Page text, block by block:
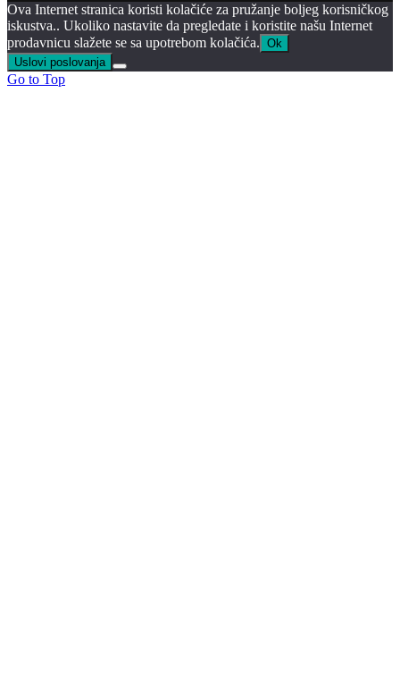
Ova Internet stranica koristi kolačiće za pružanje boljeg korisničkog
iskustva.. Ukoliko nastavite da pregledate i koristite našu Internet
prodavnicu slažete se sa upotrebom kolačića. Ok
Uslovi poslovanja
Go to Top